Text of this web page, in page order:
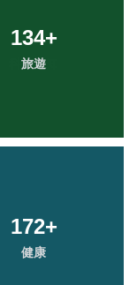
134+
旅遊
172+
健康